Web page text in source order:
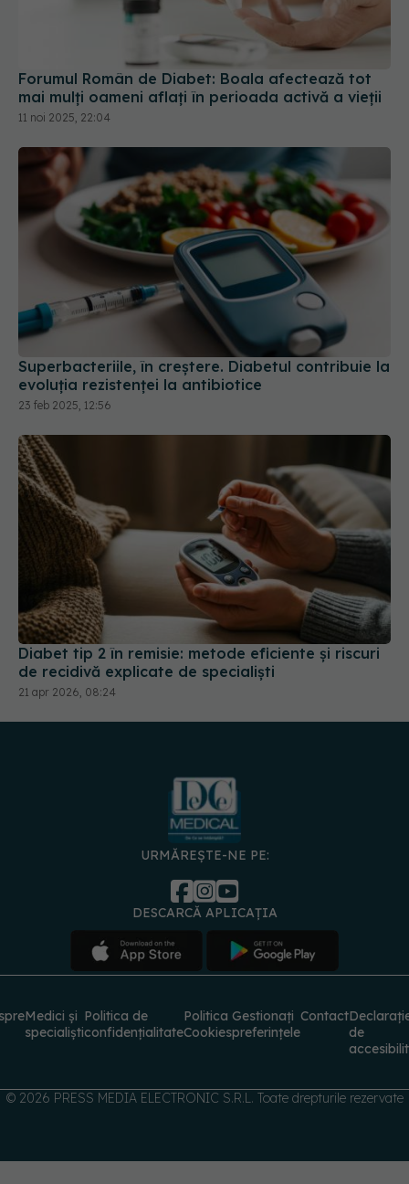
Forumul Român de Diabet: Boala afectează tot
mai mulţi oameni aflaţi în perioada activă a vieţii
Superbacteriile, în creștere. Diabetul contribuie la
evoluția rezistenței la antibiotice
23 feb 2025, 12:56
Diabet tip 2 în remisie: metode eficiente și riscuri
de recidivă explicate de specialiști
21 apr 2026, 08:24
URMĂREȘTE-NE PE:
DESCARCĂ APLICAȚIA
Politica de
confidențialitate
Cookies
Gestionați
preferințele
Contact
© 2026 PRESS MEDIA ELECTRONIC S.R.L. Toate drepturile rezervate